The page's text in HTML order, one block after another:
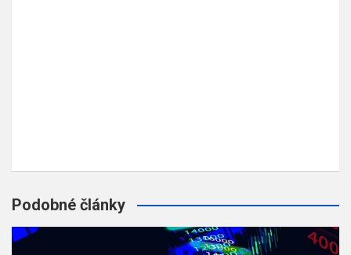
Podobné články